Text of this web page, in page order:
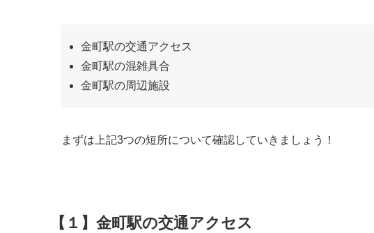
金町駅の交通アクセス
金町駅の混雑具合
金町駅の周辺施設
まずは上記3つの短所について確認していきましょう！
【１】金町駅の交通アクセス